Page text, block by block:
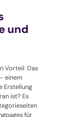
und
Vorteil: Das
einem
Erstellung
ist? Es
für